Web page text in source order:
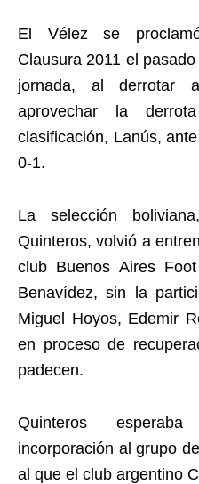
El Vélez se
Clausura 2011 el
jornada, al derrotar
aprovechar la
clasificación, Lanús,
0-1.
La selección
Quinteros, volvió a
club Buenos Aires
Benavídez, sin la
Miguel Hoyos, Edemir
en proceso de
padecen.
Quinteros
incorporación al grupo
al que el club argentino